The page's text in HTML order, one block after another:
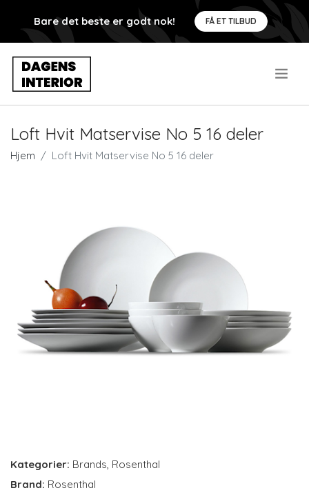
Bare det beste er godt nok! FÅ ET TILBUD
Loft Hvit Matservise No 5 16 deler
Hjem Loft Hvit Matservise No 5 16 deler
Kategorier: Brands, Rosenthal
Brand: Rosenthal